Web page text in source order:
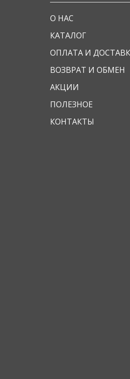
О НАС
КАТАЛОГ
ОПЛАТА И
ВОЗВРАТ И ОБМЕН
АКЦИИ
ПОЛЕЗНОЕ
КОНТАКТЫ